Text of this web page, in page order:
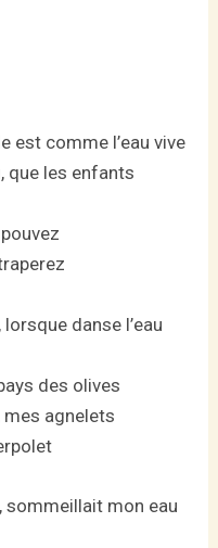
est comme l’eau vive
que les enfants
danse l’eau
des olives
mes agnelets
sommeillait mon eau